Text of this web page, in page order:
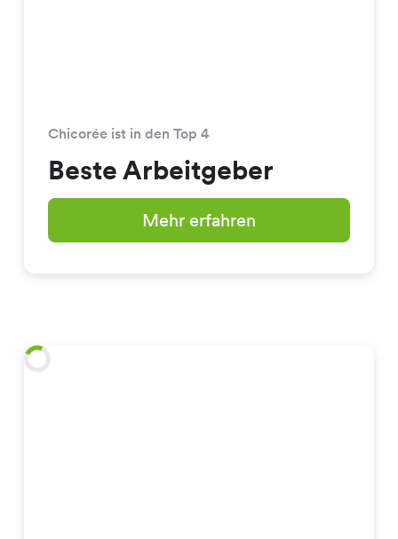
Chicorée ist in den Top 4
Beste Arbeitgeber
Mehr erfahren